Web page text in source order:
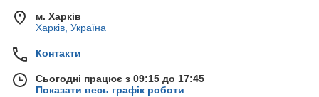
м. Харків
Харків, Україна
Контакти
Сьогодні працює з 09:15 до 17:45
Показати весь графік роботи